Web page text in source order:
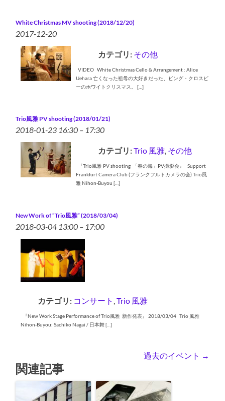
White Christmas MV shooting (2018/12/20)
2017-12-20
カテゴリ: その他
VIDEO White Christmas Cello & Arrangement : Alice
Uehara 亡くなった祖母の大好きだった、ビング・クロスビ
ーのホワイトクリスマス。 […]
Trio風雅 PV shooting (2018/01/21)
2018-01-23 16:30 – 17:30
カテゴリ:Trio 風雅, その他
『Trio風雅 PV shooting 「春の海」PV撮影会』 Support
Frankfurt Camera Club (フランクフルトカメラの会) Trio風
雅 Nihon-Buyou […]
New Work of “Trio風雅” (2018/03/04)
2018-03-04 13:00 – 17:00
カテゴリ: コンサート ,Trio 風雅
『New Work Stage Performance of Trio風雅 新作発表』 2018/03/04 Trio 風雅
Nihon-Buyou: Sachiko Nagai / 日本舞 […]
過去のイベント →
関連記事